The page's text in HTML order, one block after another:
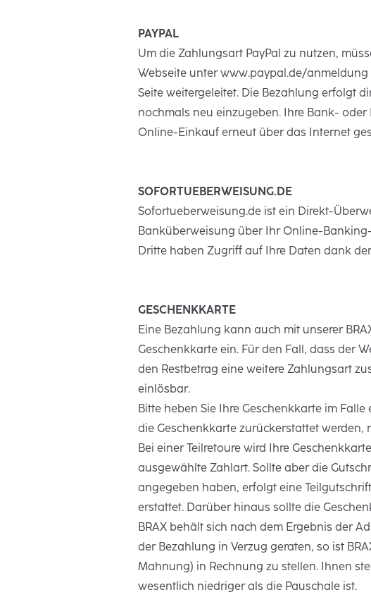
PAYPAL
Um die Zahlungsart PayPal zu nutzen,
Webseite unter www.paypal.de/anmeldung
Seite weitergeleitet. Die Bezahlung erfolgt
nochmals neu einzugeben. Ihre Bank-
Online-Einkauf erneut über das Internet
SOFORTUEBERWEISUNG.DE
Sofortueberweisung.de ist ein Direkt-
Banküberweisung über Ihr Online-
Dritte haben Zugriff auf Ihre Daten dank
GESCHENKKARTE
Eine Bezahlung kann auch mit unserer
Geschenkkarte ein. Für den Fall, dass der
den Restbetrag eine weitere Zahlungsart
einlösbar.
Bitte heben Sie Ihre Geschenkkarte im
die Geschenkkarte zurückerstattet werden,
Bei einer Teilretoure wird Ihre
ausgewählte Zahlart. Sollte aber die
angegeben haben, erfolgt eine
erstattet. Darüber hinaus sollte die
BRAX behält sich nach dem Ergebnis der
der Bezahlung in Verzug geraten, so ist
Mahnung) in Rechnung zu stellen. Ihnen
wesentlich niedriger als die Pauschale ist.